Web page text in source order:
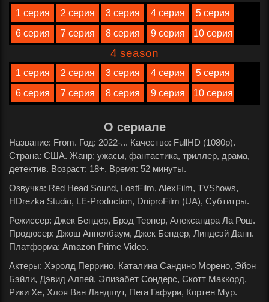
1 серия 2 серия 3 серия 4 серия
5 серия
6 серия
7 серия 8 серия 9 серия 10 серия
4 season
1 серия 2 серия 3 серия 4 серия
5 серия
6 серия
7 серия 8 серия 9 серия 10 серия
О сериале
Название: From. Год: 2022-... Качество: FullHD (1080p).
Страна: США. Жанр: ужасы, фантастика, триллер, драма,
детектив. Возраст: 18+. Время: 52 минуты.
Озвучка: Red Head Sound, LostFilm, AlexFilm, TVShows,
HDrezka Studio, LE-Production, DniproFilm (UA), Субтитры.
Режиссер: Джек Бендер, Брэд Тернер, Александра Ла Рош.
Продюсер: Джош Аппелбаум, Джек Бендер, Линдсэй Данн.
Платформа: Amazon Prime Video.
Актеры: Хэролд Перрино, Каталина Сандино Морено, Эйон
Бэйли, Дэвид Алпей, Элизабет Сондерс, Скотт Маккорд,
Рики Хе, Хлоя Ван Ландшут, Пега Гафури, Кортен Мур.